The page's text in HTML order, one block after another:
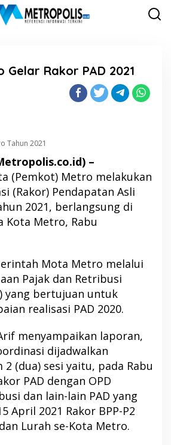
Rakor PAD 2021
Tahun 2021
–
(Pemkot) Metro melakukan
(Rakor) Pendapatan Asli
2021, berlangsung di
Kota Metro, Rabu
Mota Metro melalui
Pajak dan Retribusi
yang bertujuan untuk
realisasi PAD 2020.
menyampaikan laporan,
dijadwalkan
2 (dua) sesi yaitu, pada Rabu
PAD dengan OPD
dan lain-lain PAD yang
April 2021 Rakor BPP-P2
Lurah se-Kota Metro.